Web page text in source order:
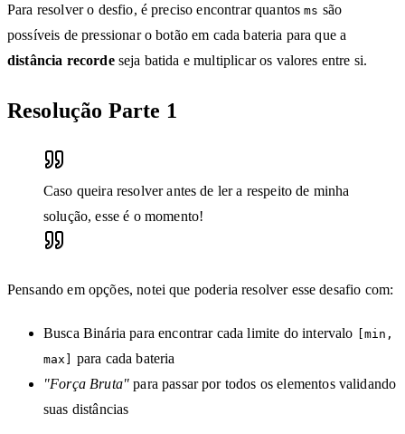
Para resolver o desfio, é preciso encontrar quantosms são
possíveis de pressionar o botão em cada bateria para que a
distância recordeseja batida e multiplicar os valores entre si.
Resolução Parte 1
Caso queira resolver antes de ler a respeito de minha
solução, esse é o momento!
Pensando em opções, notei que poderia resolver esse desafio com:
Busca Binária para encontrar cada limite do intervalo [min,
max] para cada bateria
"Força Bruta" para passar por todos os elementos validando
suas distâncias